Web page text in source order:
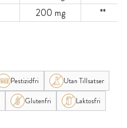
200 mg
**
Pestizidfri
Utan Tillsatser
Glutenfri
Laktosfri